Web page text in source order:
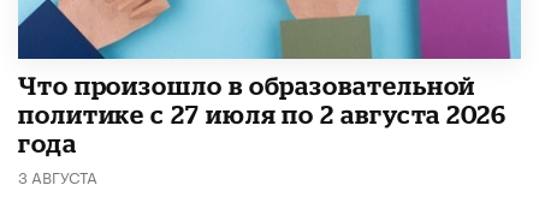
​Что произошло в образовательной
политике с 27 июля по 2 августа 2026
года
3 АВГУСТА